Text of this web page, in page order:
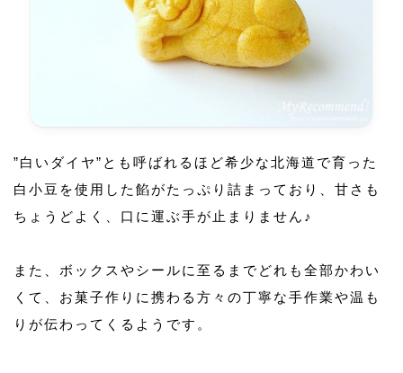
”白いダイヤ”とも呼ばれるほど希少な北海道で育った
白小豆を使用した餡がたっぷり詰まっており、甘さも
ちょうどよく、口に運ぶ手が止まりません♪
また、ボックスやシールに至るまでどれも全部かわい
くて、お菓子作りに携わる方々の丁寧な手作業や温も
りが伝わってくるようです。